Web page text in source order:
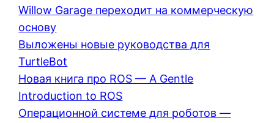
Willow Garage переходит на коммерческую
основу
Выложены новые руководства для
TurtleBot
Новая книга про ROS — A Gentle
Introduction to ROS
Операционной системе для роботов —